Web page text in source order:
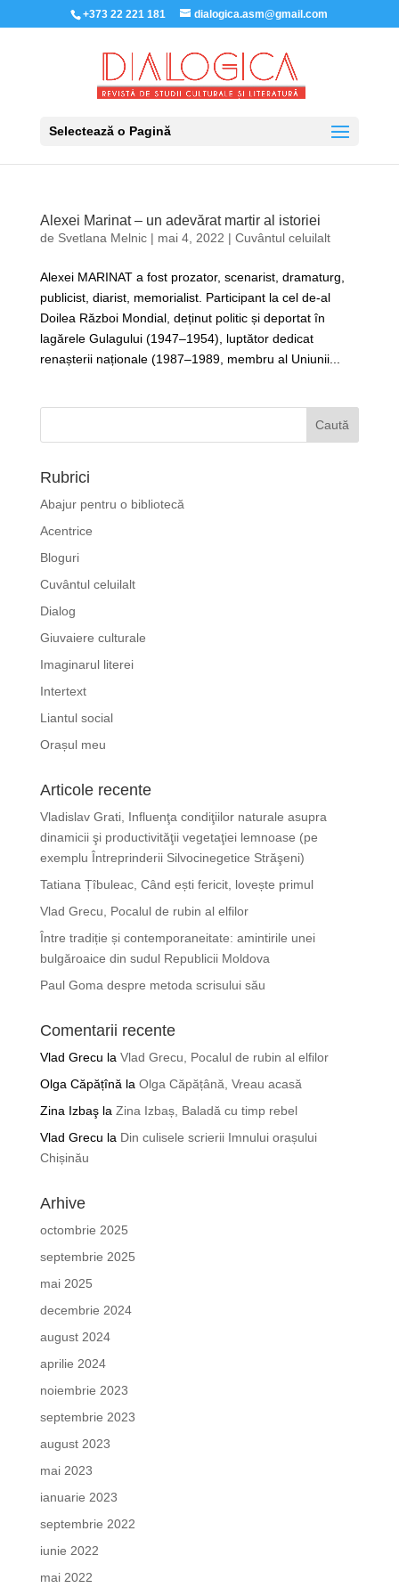
+373 22 221 181 dialogica.asm@gmail.com
Selectează o Pagină
Alexei Marinat – un adevărat martir al istoriei
de Svetlana Melnic| mai 4, 2022 | Cuvântul celuilalt
Alexei MARINAT a fost prozator, scenarist, dramaturg,
publicist, diarist, memorialist. Participant la cel de-al
Doilea Război Mondial, deținut politic și deportat în
lagărele Gulagului (1947–1954), luptător dedicat
renașterii naționale (1987–1989, membru al Uniunii...
Rubrici
Abajur pentru o bibliotecă
Acentrice
Bloguri
Cuvântul celuilalt
Dialog
Giuvaiere culturale
Imaginarul literei
Intertext
Liantul social
Orașul meu
Articole recente
Vladislav Grati, Influenţa condiţiilor naturale asupra
dinamicii şi productivităţii vegetaţiei lemnoase (pe
exemplu Întreprinderii Silvocinegetice Străşeni)
Tatiana Țîbuleac, Când ești fericit, lovește primul
Vlad Grecu, Pocalul de rubin al elfilor
Între tradiție și contemporaneitate: amintirile unei
bulgăroaice din sudul Republicii Moldova
Paul Goma despre metoda scrisului său
Comentarii recente
Vlad Grecu la Vlad Grecu, Pocalul de rubin al elfilor
Olga Căpățînă la Olga Căpățână, Vreau acasă
Zina Izbaşla Zina Izbaș, Baladă cu timp rebel
Vlad Grecu la Din culisele scrierii Imnului orașului
Chișinău
Arhive
octombrie 2025
septembrie 2025
mai 2025
decembrie 2024
august 2024
aprilie 2024
noiembrie 2023
septembrie 2023
august 2023
mai 2023
ianuarie 2023
septembrie 2022
iunie 2022
mai 2022